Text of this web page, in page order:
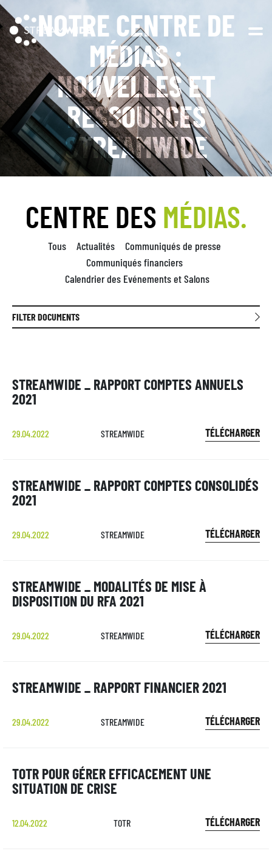
NOTRE CENTRE DE
MÉDIAS :
NOUVELLES ET
RESSOURCES
STREAMWIDE
CENTRE DES MÉDIAS.
Tous Actualités
Communiqués de presse
Communiqués financiers
Calendrier des Evénements et Salons
FILTER DOCUMENTS
STREAMWIDE _ RAPPORT COMPTES ANNUELS
2021
29.04.2022 STREAMWIDE TÉLÉCHARGER
STREAMWIDE _ RAPPORT COMPTES CONSOLIDÉS
2021
29.04.2022 STREAMWIDE TÉLÉCHARGER
STREAMWIDE _ MODALITÉS DE MISE À
DISPOSITION DU RFA 2021
29.04.2022 STREAMWIDE TÉLÉCHARGER
STREAMWIDE _ RAPPORT FINANCIER 2021
29.04.2022 STREAMWIDE TÉLÉCHARGER
TOTR POUR GÉRER EFFICACEMENT UNE
SITUATION DE CRISE
12.04.2022 TOTR TÉLÉCHARGER